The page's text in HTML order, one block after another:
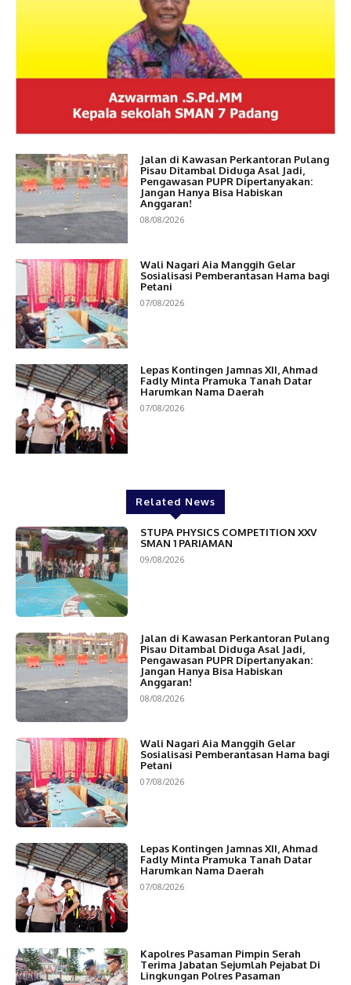
Jalan di Kawasan Perkantoran Pulang
Pisau Ditambal Diduga Asal Jadi,
Pengawasan PUPR Dipertanyakan:
Jangan Hanya Bisa Habiskan
Anggaran!
08/08/2026
Wali Nagari Aia Manggih Gelar
Sosialisasi Pemberantasan Hama bagi
Petani
07/08/2026
Lepas Kontingen Jamnas XII, Ahmad
Fadly Minta Pramuka Tanah Datar
Harumkan Nama Daerah
07/08/2026
Related News
STUPA PHYSICS COMPETITION XXV
SMAN 1 PARIAMAN
09/08/2026
Jalan di Kawasan Perkantoran Pulang
Pisau Ditambal Diduga Asal Jadi,
Pengawasan PUPR Dipertanyakan:
Jangan Hanya Bisa Habiskan
Anggaran!
08/08/2026
Wali Nagari Aia Manggih Gelar
Sosialisasi Pemberantasan Hama bagi
Petani
07/08/2026
Lepas Kontingen Jamnas XII, Ahmad
Fadly Minta Pramuka Tanah Datar
Harumkan Nama Daerah
07/08/2026
Kapolres Pasaman Pimpin Serah
Terima Jabatan Sejumlah Pejabat Di
Lingkungan Polres Pasaman